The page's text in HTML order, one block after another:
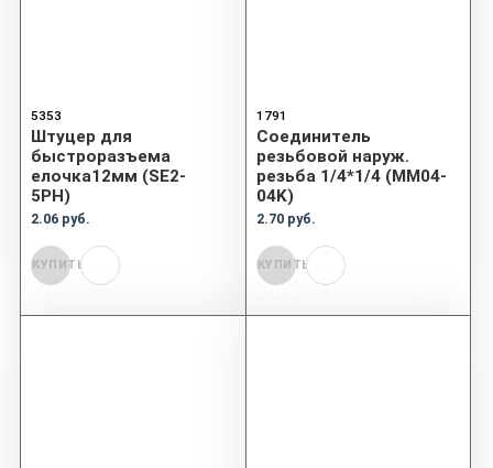
5353
Штуцер для
быстроразъема
елочка12мм (SE2-
5PH)
2.06 руб.
КУПИТЬ
1791
Соединитель
резьбовой наруж.
резьба 1/4*1/4 (MM04-
04K)
2.70 руб.
КУПИТЬ